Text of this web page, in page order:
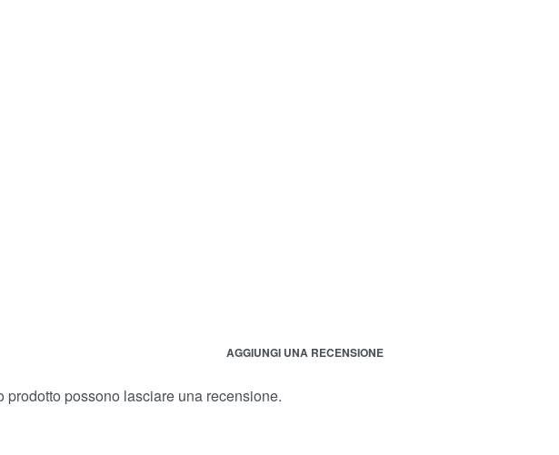
AGGIUNGI UNA RECENSIONE
possono lasciare una recensione.